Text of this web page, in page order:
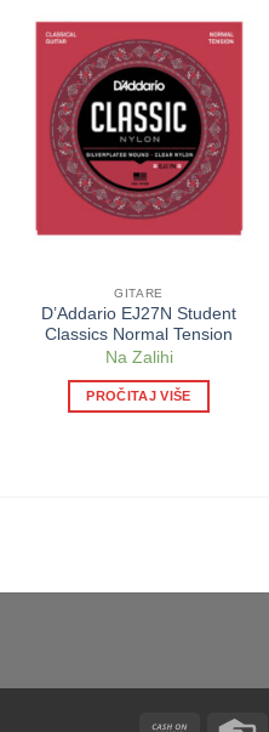
GITARE
D’Addario EJ27N Student
Classics Normal Tension
Na Zalihi
PROČITAJ VIŠE